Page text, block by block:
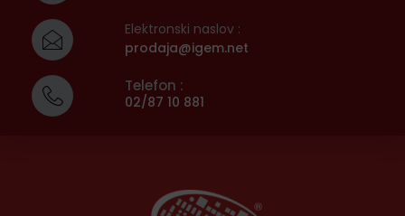
Elektronski naslov :
prodaja@igem.net
Telefon :
02/87 10 881